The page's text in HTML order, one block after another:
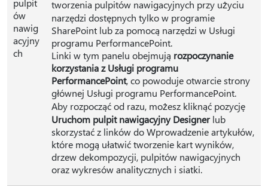
pulpit
ów
nawig
acyjny
ch
tworzenia pulpitów nawigacyjnych przy użyciu
narzędzi dostępnych tylko w programie
SharePoint lub za pomocą narzędzi w Usługi
programu PerformancePoint.
Linki w tym panelu obejmują rozpoczynanie
korzystania z Usługi programu
PerformancePoint, co powoduje otwarcie strony
głównej Usługi programu PerformancePoint.
Aby rozpocząć od razu, możesz kliknąć pozycję
Uruchom pulpit nawigacyjny Designerlub
skorzystać z linków do Wprowadzenie artykułów,
które mogą ułatwić tworzenie kart wyników,
drzew dekompozycji, pulpitów nawigacyjnych
oraz wykresów analitycznych i siatki.